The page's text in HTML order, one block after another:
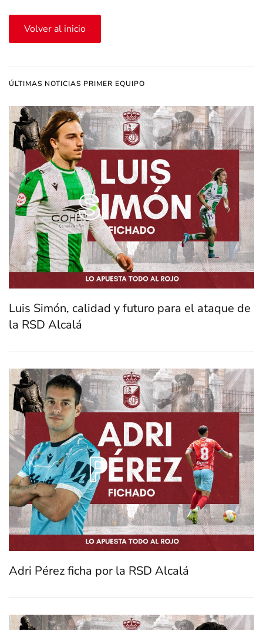
Volver al inicio
ÚLTIMAS NOTICIAS PRIMER EQUIPO
Luis Simón, calidad y futuro para el ataque de
la RSD Alcalá
Adri Pérez ficha por la RSD Alcalá